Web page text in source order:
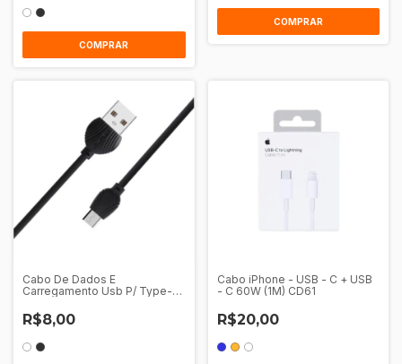
COMPRAR
Cabo De Dados E
Carregamento Usb P/ Type-C
R$8,00
Cabo iPhone - USB - C + USB
- C 60W (1M) CD61
R$20,00